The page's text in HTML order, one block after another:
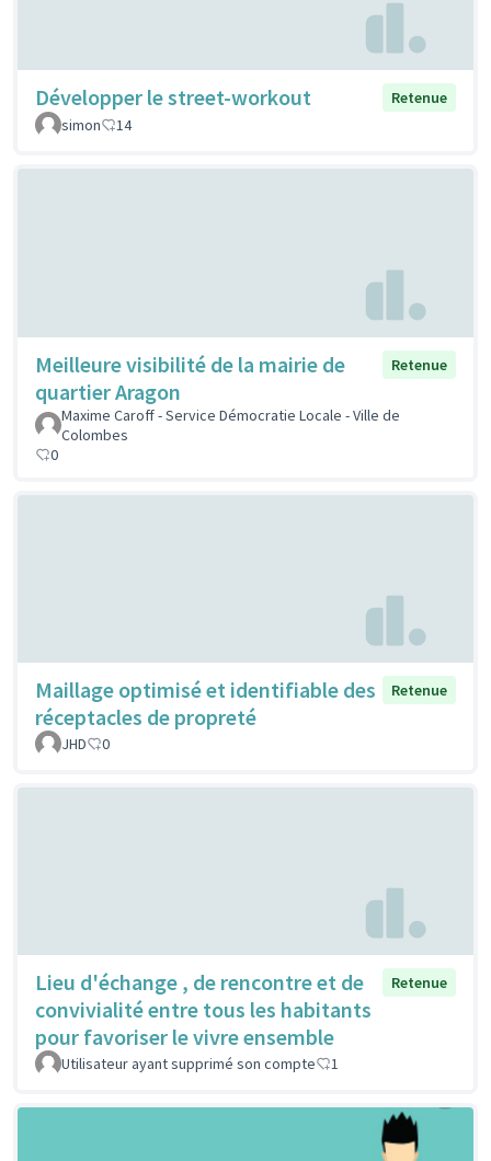
Développer le street-workout
Retenue
simon
14
Meilleure visibilité de la mairie de
quartier Aragon
Retenue
Maxime Caroff - Service Démocratie Locale - Ville de
Colombes
0
Maillage optimisé et identifiable des
réceptacles de propreté
Retenue
JHD 0
Lieu d'échange , de rencontre et de
convivialité entre tous les habitants
pour favoriser le vivre ensemble
Retenue
Utilisateur ayant supprimé son compte 1